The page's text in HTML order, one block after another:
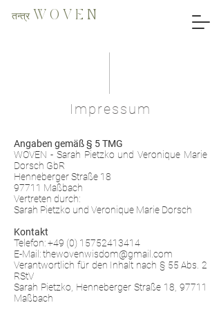
तन्त्र W O V E N
Impressum
Angaben gemäß § 5 TMG
WOVEN - Sarah Pietzko und Veronique Marie
Dorsch GbR
Henneberger Straße 18
97711 Maßbach
Vertreten durch:
Sarah Pietzko und Veronique Marie Dorsch
Kontakt
Telefon: +49 (0) 15752413414
E-Mail: thewovenwisdom@gmail.com
Verantwortlich für den Inhalt nach § 55 Abs. 2
RStV
Sarah Pietzko, Henneberger Straße 18, 97711
Maßbach